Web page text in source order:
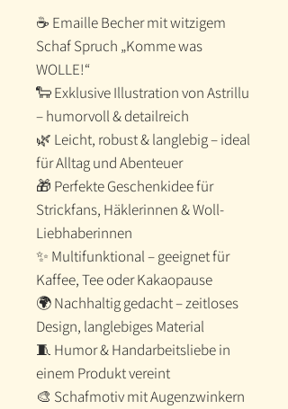
☕ Emaille Becher mit witzigem
Schaf Spruch „Komme was
WOLLE!“
🐑 Exklusive Illustration von Astrillu
– humorvoll & detailreich
🌿 Leicht, robust & langlebig – ideal
für Alltag und Abenteuer
🎁 Perfekte Geschenkidee für
Strickfans, Häklerinnen & Woll-
Liebhaberinnen
✨ Multifunktional – geeignet für
Kaffee, Tee oder Kakaopause
🌍 Nachhaltig gedacht – zeitloses
Design, langlebiges Material
🧵 Humor & Handarbeitsliebe in
einem Produkt vereint
🎨 Schafmotiv mit Augenzwinkern